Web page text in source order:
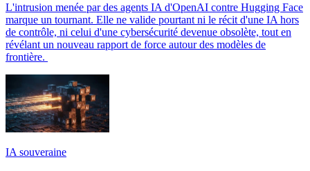
L'intrusion menée par des agents IA d'OpenAI contre Hugging Face
marque un tournant. Elle ne valide pourtant ni le récit d'une IA hors
de contrôle, ni celui d'une cybersécurité devenue obsolète, tout en
révélant un nouveau rapport de force autour des modèles de
frontière.
IA souveraine